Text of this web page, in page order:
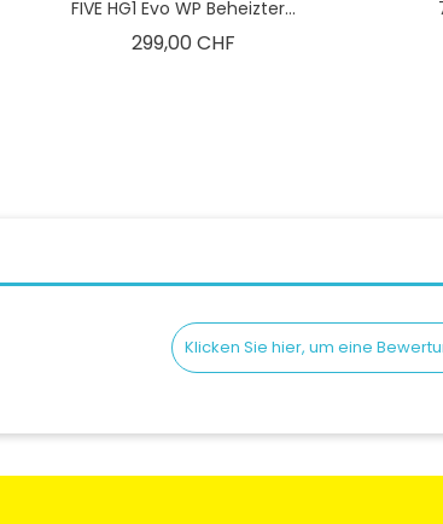
FIVE HG1 Evo WP Beheizter...
299,00 CHFPreis
Klicken Sie hier, um eine